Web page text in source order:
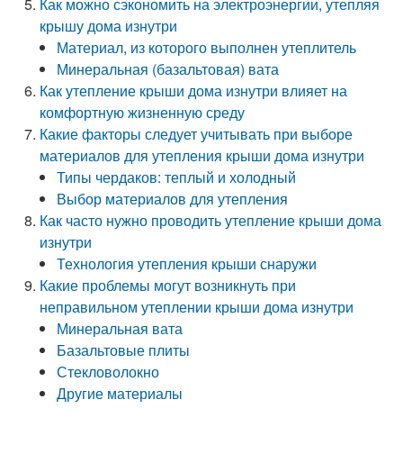
крышу дома изнутри
Материал, из которого выполнен утеплитель
Минеральная (базальтовая) вата
Как утепление крыши дома изнутри влияет на
комфортную жизненную среду
Какие факторы следует учитывать при выборе
материалов для утепления крыши дома изнутри
Типы чердаков: теплый и холодный
Выбор материалов для утепления
Как часто нужно проводить утепление крыши дома
изнутри
Технология утепления крыши снаружи
Какие проблемы могут возникнуть при
неправильном утеплении крыши дома изнутри
Минеральная вата
Базальтовые плиты
Стекловолокно
Другие материалы